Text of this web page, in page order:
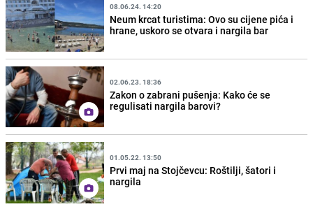
08.06.24. 14:20
Neum krcat turistima: Ovo su cijene pića i
hrane, uskoro se otvara i nargila bar
02.06.23. 18:36
Zakon o zabrani pušenja: Kako će se
regulisati nargila barovi?
01.05.22. 13:50
Prvi maj na Stojčevcu: Roštilji, šatori i
nargila